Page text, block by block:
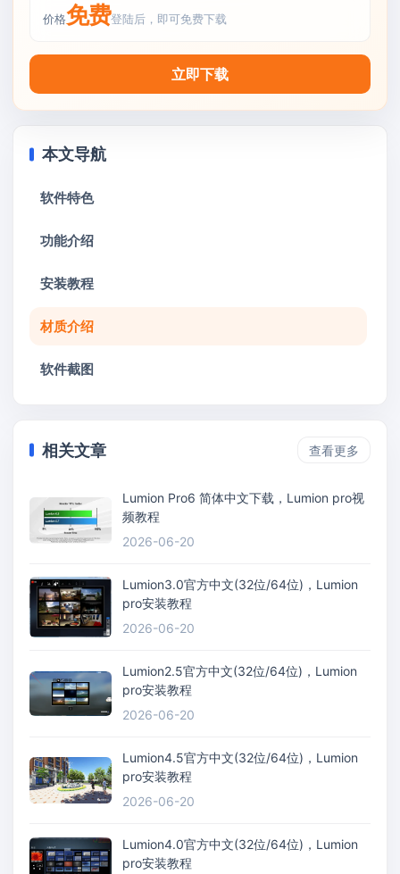
价格免费登陆后，即可免费下载
立即下载
本文导航
软件特色
功能介绍
安装教程
材质介绍
软件截图
相关文章 查看更多
Lumion Pro6 简体中文下载，Lumion pro视
频教程
2026-06-20
Lumion3.0官方中文(32位/64位)，Lumion
pro安装教程
2026-06-20
Lumion2.5官方中文(32位/64位)，Lumion
pro安装教程
2026-06-20
Lumion4.5官方中文(32位/64位)，Lumion
pro安装教程
2026-06-20
Lumion4.0官方中文(32位/64位)，Lumion
pro安装教程